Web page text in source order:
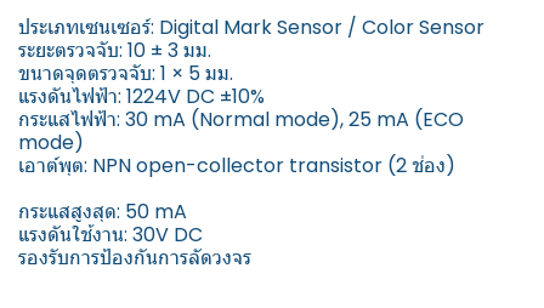
ประเภทเซนเซอร์: Digital Mark Sensor / Color Sensor
ระยะตรวจจับ: 10 ± 3 มม.
ขนาดจุดตรวจจับ: 1 × 5 มม.
แรงดันไฟฟ้า: 1224V DC ±10%
กระแสไฟฟ้า: 30 mA (Normal mode), 25 mA (ECO
mode)
เอาต์พุต: NPN open-collector transistor (2 ช่อง)
กระแสสูงสุด: 50 mA
แรงดันใช้งาน: 30V DC
รองรับการป้องกันการลัดวงจร